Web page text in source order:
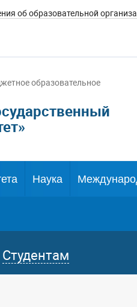
об образовательной
образовательное
Наука
Студентам